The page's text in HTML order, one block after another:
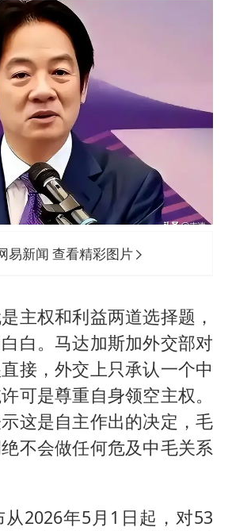
易新闻 查看精彩图片
主权和利益两道选择题，
白。马达加斯加外交部对
接，外交上只承认一个中
可是尊重自身领空主权。
这是自主作出的决定，毛
不会做任何危及中毛关系
2026年5月1日起，对53